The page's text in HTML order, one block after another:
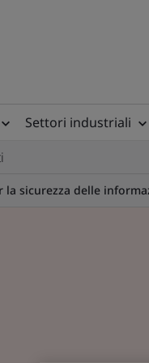
Settori industriali
sicurezza delle